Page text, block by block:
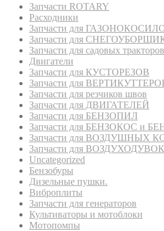
Запчасти ROTARY
Расходники
Запчасти для
Запчасти для
Запчасти для садовых тракторов
Двигатели
Запчасти для КУСТОРЕЗОВ
Запчасти для
Запчасти для резчиков швов
Запчасти для ДВИГАТЕЛЕЙ
Запчасти для БЕНЗОПИЛ
Запчасти для БЕНЗОКОС и
Запчасти для ВОЗДУШНЫХ
Запчасти для ВОЗДУХОДУВОК
Uncategorized
Бензобуры
Дизельные пушки.
Виброплиты
Запчасти для генераторов
Культиваторы и мотоблоки
Мотопомпы